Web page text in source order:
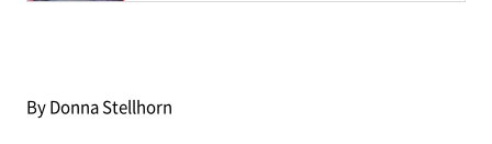
By Donna Stellhorn